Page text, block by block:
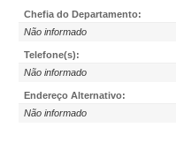
Chefia do Departamento:
Não informado
Telefone(s):
Não informado
Endereço Alternativo:
Não informado